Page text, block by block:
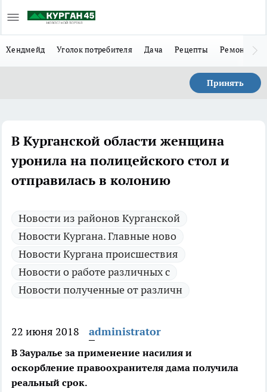
Хендмейд Уголок потребителя Дача Рецепты Ремонт
Принять
В Курганской области женщина
уронила на полицейского стол и
отправилась в колонию
Новости из районов Курганской
Новости Кургана. Главные ново
Новости Кургана происшествия
Новости о работе различных с
Новости полученные от различн
22 июня 2018 administrator
В Зауралье за применение насилия и
оскорбление правоохранителя дама получила
реальный срок.